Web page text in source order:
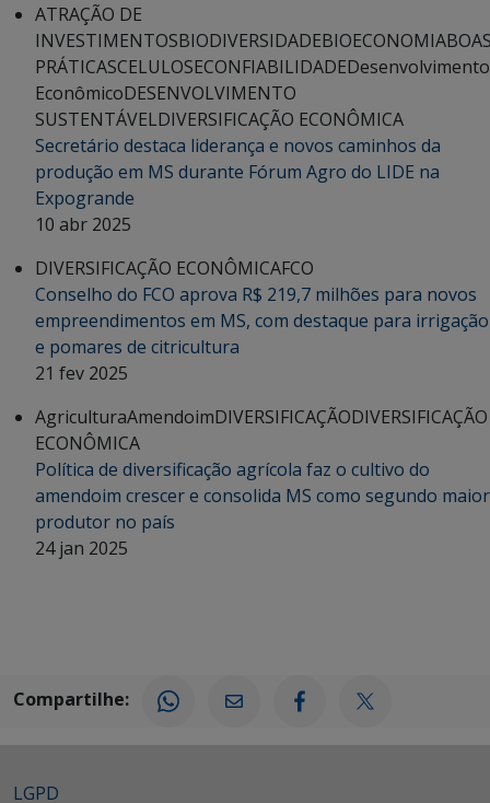
ATRAÇÃO DE
INVESTIMENTOSBIODIVERSIDADEBIOECONOMIA
PRÁTICASCELULOSECONFIABILIDADEDesenvolvimento
EconômicoDESENVOLVIMENTO
SUSTENTÁVELDIVERSIFICAÇÃO ECONÔMICA
Secretário destaca liderança e novos caminhos da
produção em MS durante Fórum Agro do LIDE na
Expogrande
10 abr 2025
DIVERSIFICAÇÃO ECONÔMICAFCO
Conselho do FCO aprova R$ 219,7 milhões para novos
empreendimentos em MS, com destaque para irrigação
e pomares de citricultura
21 fev 2025
AgriculturaAmendoimDIVERSIFICAÇÃODIVERSIFICAÇÃO
ECONÔMICA
Política de diversificação agrícola faz o cultivo do
amendoim crescer e consolida MS como segundo maior
produtor no país
24 jan 2025
Compartilhe:
LGPD